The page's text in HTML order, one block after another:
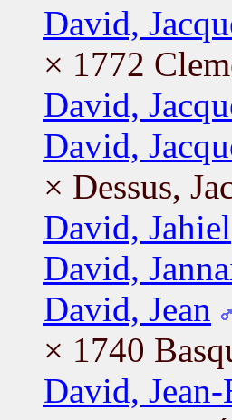
David,
× 1772
David,
David,
× Dessus,
David, Jahiel
David,
David, Jean
× 1740
David,